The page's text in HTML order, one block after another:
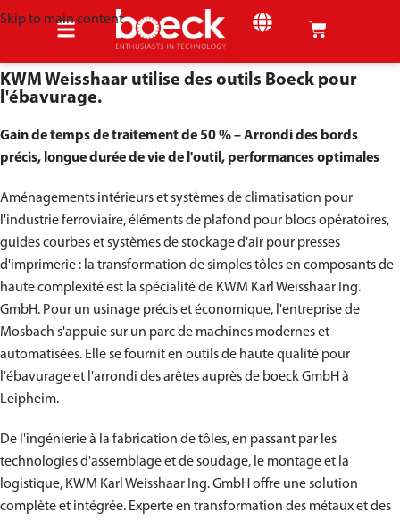
Skip to main content
KWM Weisshaar utilise des outils Boeck pour
l'ébavurage.
Gain de temps de traitement de 50 % – Arrondi des bords
précis, longue durée de vie de l'outil, performances optimales
Aménagements intérieurs et systèmes de climatisation pour
l'industrie ferroviaire, éléments de plafond pour blocs opératoires,
guides courbes et systèmes de stockage d'air pour presses
d'imprimerie : la transformation de simples tôles en composants de
haute complexité est la spécialité de KWM Karl Weisshaar Ing.
GmbH. Pour un usinage précis et économique, l'entreprise de
Mosbach s'appuie sur un parc de machines modernes et
automatisées. Elle se fournit en outils de haute qualité pour
l'ébavurage et l'arrondi des arêtes auprès de boeck GmbH à
Leipheim.
De l'ingénierie à la fabrication de tôles, en passant par les
technologies d'assemblage et de soudage, le montage et la
logistique, KWM Karl Weisshaar Ing. GmbH offre une solution
complète et intégrée. Experte en transformation des métaux et des